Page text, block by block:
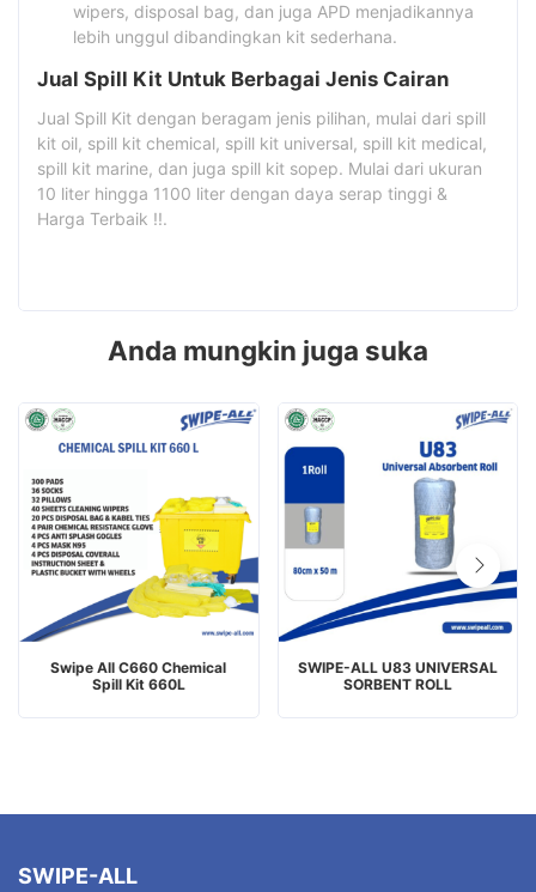
wipers, disposal bag, dan juga APD menjadikannya
lebih unggul dibandingkan kit sederhana.
Jual Spill Kit Untuk Berbagai Jenis Cairan
Jual Spill Kit dengan beragam jenis pilihan, mulai dari spill
kit oil, spill kit chemical, spill kit universal, spill kit medical,
spill kit marine, dan juga spill kit sopep. Mulai dari ukuran
10 liter hingga 1100 liter dengan daya serap tinggi &
Harga Terbaik !!.
Anda mungkin juga suka
Swipe All C660 Chemical
Spill Kit 660L
SWIPE-ALL U83 UNIVERSAL
SORBENT ROLL
SWIPE-ALL